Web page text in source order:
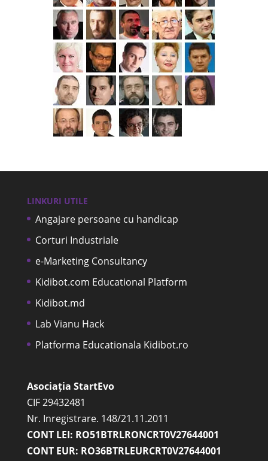
LINKURI UTILE
Angajare persoane cu handicap
Corturi Industriale
e-Marketing Consultancy
Kidibot.com Educational Platform
Kidibot.md
Lab Vianu Hack
Platforma Educationala Kidibot.ro
Asociația StartEvo
CIF 29432481
Nr. Inregistrare. 148/21.11.2011
CONT LEI: RO51BTRLRONCRT0V27644001
CONT EUR: RO36BTRLEURCRT0V27644001